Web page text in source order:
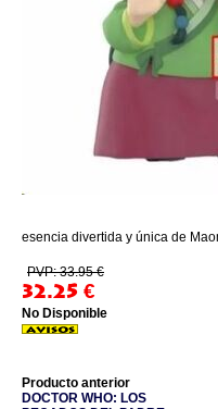
esencia divertida y única de
PVP: 33.95 €
32.25 €
No Disponible
Producto anterior
DOCTOR WHO: LOS